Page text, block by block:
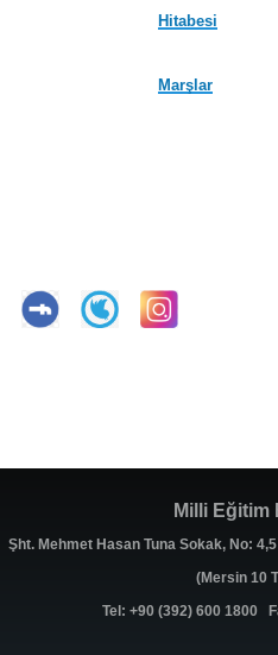
Hitabesi
Marşlar
Milli Eğitim
Şht. Mehmet Hasan Tuna Sokak, No:
(Mersin 10
Tel: +90 (392) 600 1800